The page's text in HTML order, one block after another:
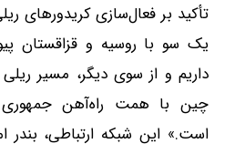
تأکید بر فعال‌سازی کریدورهای
یک سو با روسیه و قزاقستان
داریم و از سوی دیگر، مسیر
چین با همت راه‌آهن
است.» این شبکه ارتباطی، بندر